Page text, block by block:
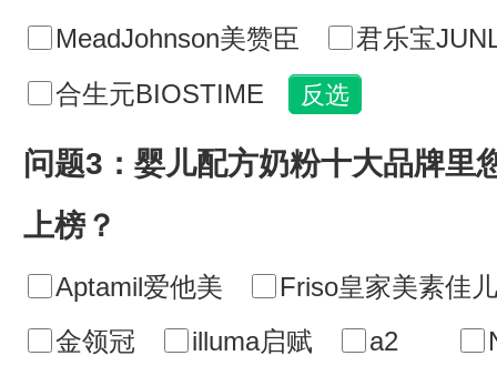
MeadJohnson美赞臣
君乐宝
合生元BIOSTIME
问题3：婴儿配方奶粉十大品牌里
上榜？
Aptamil爱他美
Friso皇家美素佳儿
金领冠
illuma启赋 a2